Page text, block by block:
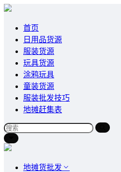
首页
日用品货源
服装货源
玩具货源
涂鸦玩具
童装货源
服装批发技巧
地摊赶集表
地摊货批发